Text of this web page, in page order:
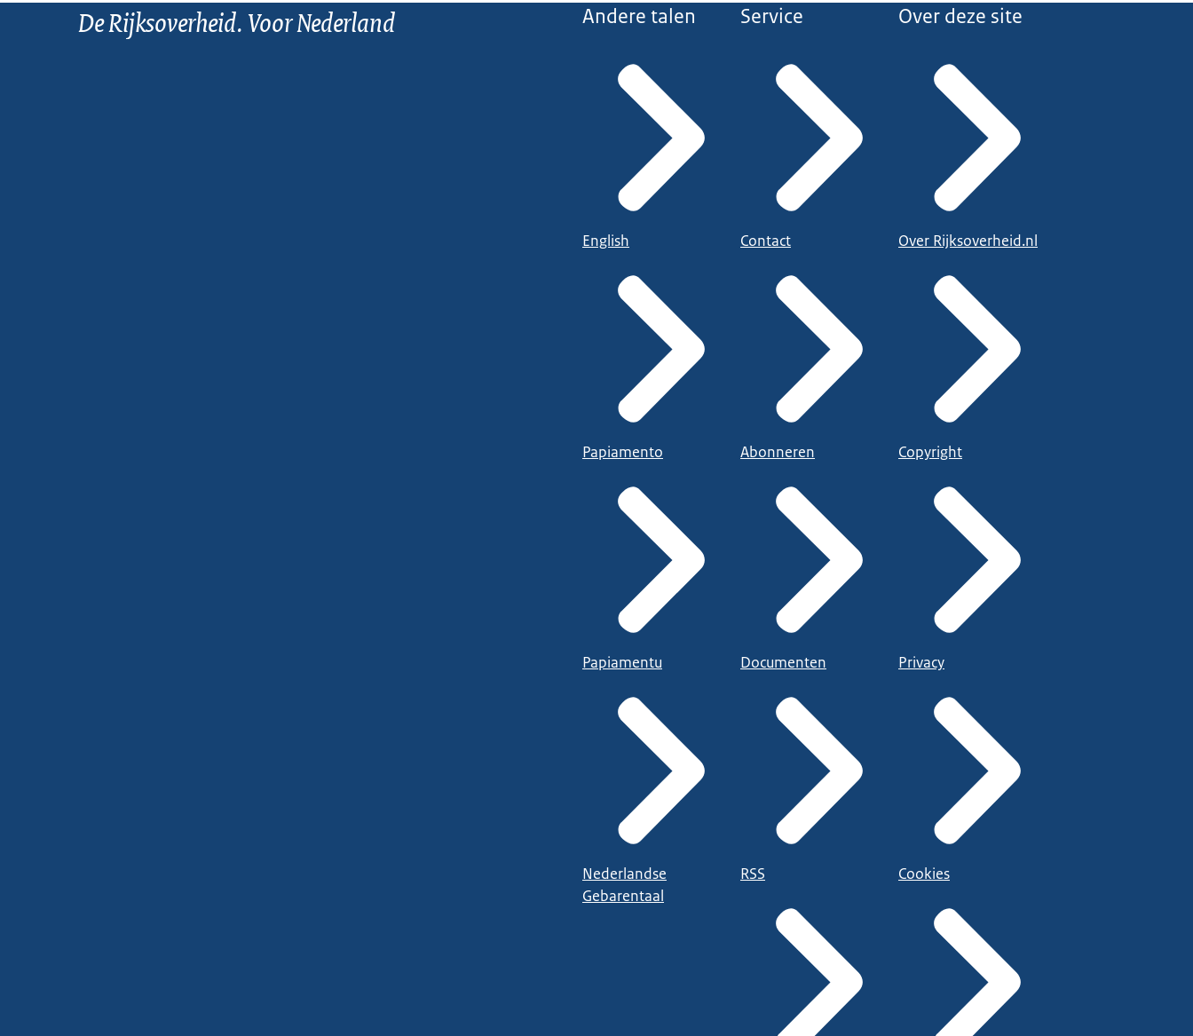
De Rijksoverheid. Voor Nederland Andere talen
English
Papiamento
Papiamentu
Nederlandse
Gebarentaal
Service
Contact
Abonneren
Documenten
RSS
Over deze site
Over Rijksoverheid.nl
Copyright
Privacy
Cookies